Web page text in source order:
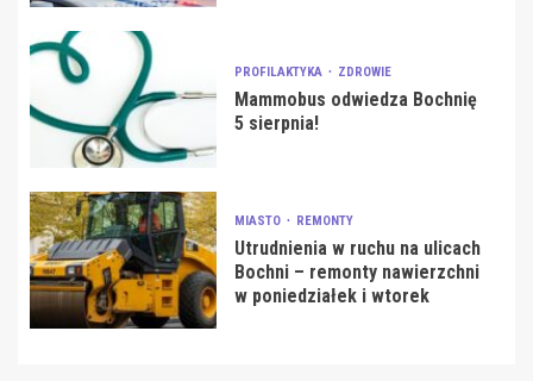
PROFILAKTYKA ZDROWIE
Mammobus odwiedza Bochnię
5 sierpnia!
MIASTO REMONTY
Utrudnienia w ruchu na ulicach
Bochni – remonty nawierzchni
w poniedziałek i wtorek